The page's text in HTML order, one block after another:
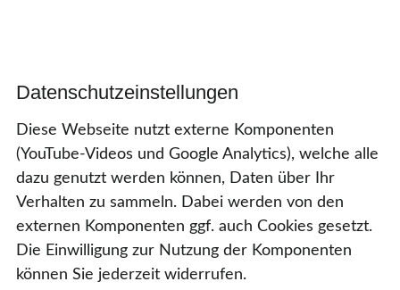
Daten­schutz­ein­stellungen
Diese Webseite nutzt externe Komponenten
(YouTube-Videos und Google Analytics), welche alle
dazu genutzt werden können, Daten über Ihr
Verhalten zu sammeln. Dabei werden von den
externen Komponenten ggf. auch Cookies gesetzt.
Die Einwilligung zur Nutzung der Komponenten
können Sie jederzeit widerrufen.